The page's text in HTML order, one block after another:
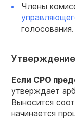
Члены
голосования.
Если СРО
утверждает
Выносится
начинается